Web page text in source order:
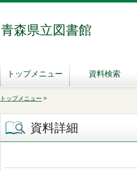
青森県立図書館
トップメニュー 資料検索
トップメニュー >
資料詳細